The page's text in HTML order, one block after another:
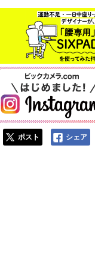
ポスト シェア